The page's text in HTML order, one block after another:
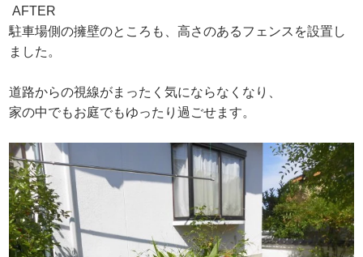
AFTER
駐車場側の擁壁のところも、高さのあるフェンスを設置し
ました。
道路からの視線がまったく気にならなくなり、
家の中でもお庭でもゆったり過ごせます。